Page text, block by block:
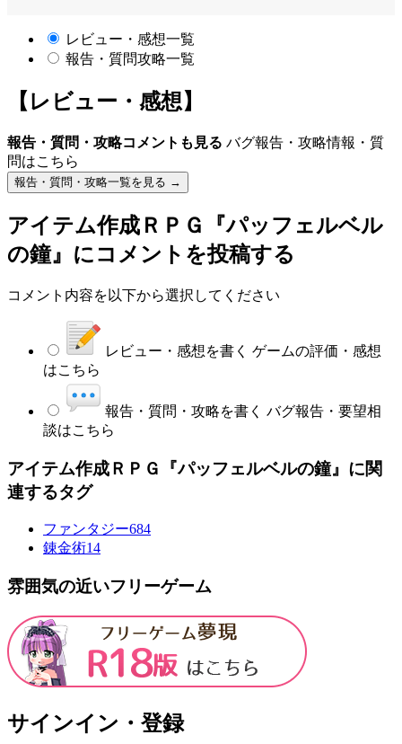
レビュー・感想一覧
報告・質問攻略一覧
【レビュー・感想】
報告・質問・攻略コメントも見る バグ報告・攻略情報・質
問はこちら
報告・質問・攻略一覧を見る →
アイテム作成ＲＰＧ『パッフェルベル
の鐘』 にコメントを投稿する
コメント内容を以下から選択してください
レビュー・感想を書く ゲームの評価・感想
はこちら
報告・質問・攻略を書く バグ報告・要望相
談はこちら
アイテム作成ＲＰＧ『パッフェルベルの鐘』に関
連するタグ
ファンタジー684
錬金術14
雰囲気の近いフリーゲーム
サインイン・登録